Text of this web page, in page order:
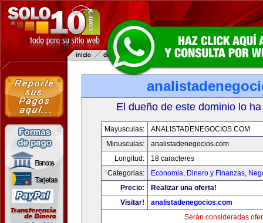
El dueño de este dominio lo
Mayusculas:
ANALISTADENEGOCIOS.COM
Minusculas:
analistadenegocios.com
Longitud:
18 caracteres
Categorias:
Economia, Dinero y Finanzas,
Precio:
Realizar una oferta!
Visitar!
analistadenegocios.com
Serán consideradas